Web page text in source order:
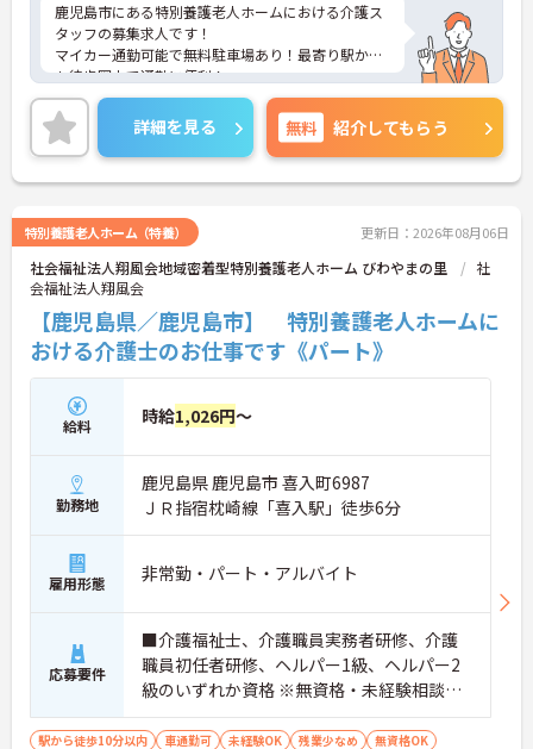
鹿児島市にある特別養護老人ホームにおける介護ス
タッフの募集求人です！
マイカー通勤可能で無料駐車場あり！最寄り駅から
も徒歩圏内で通勤に便利！
残業がほとんどありませんのでお仕事の後の時間も
有効に使えます！
ご興味ある方には、面接のポイントなど、さらに詳
細をお話致しますのでお気軽にご相談ください。
詳細を見る 無料 紹介してもらう
特別養護老人ホーム（特養） 更新日：2026年08月06日
社会福祉法人翔風会地域密着型特別養護老人ホーム びわやまの里
社
会福祉法人翔風会
【鹿児島県／鹿児島市】 特別養護老人ホームに
おける介護士のお仕事です《パート》
給料 時給1,026円～
勤務地
鹿児島県 鹿児島市 喜入町6987
ＪＲ指宿枕崎線「喜入駅」徒歩6分
雇用形態 非常勤・パート・アルバイト
応募要件
■介護福祉士、介護職員実務者研修、介護
職員初任者研修、ヘルパー1級、ヘルパー2
級のいずれか資格 ※無資格・未経験相談可
能
駅から徒歩10分以内 車通勤可 未経験OK 残業少なめ
無資格OK